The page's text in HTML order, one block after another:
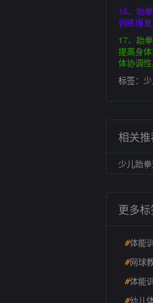
16、跆
训练爆
17、跆
提高身
体协调性
标签：
相关
少儿跆
更多
#体能
#网球
#体能
#幼儿